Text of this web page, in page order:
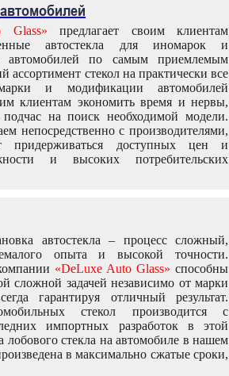
Glass» предлагает своим клиентам
автостекла для иномарок и
автомобилей по самым приемлемым
стекол на практически все
и модификации автомобилей
клиентам экономить время и нервы,
подчас на поиск необходимой модели.
непосредственно с производителями,
придерживаться доступных цен и
и высоких потребительских
автостекла – процесс сложный,
опыта и высокой точности.
«DeLuxe Auto Glass» способны
сложной задачей независимо от марки
гарантируя отличный результат.
стекол производится с
импортных разработок в этой
лобового стекла на автомобиле в нашем
в максимально сжатые сроки,